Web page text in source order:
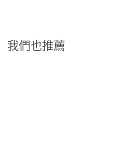
我們也推薦